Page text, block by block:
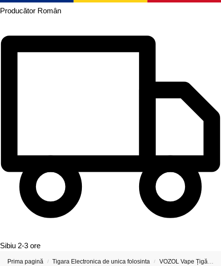
Producător Român
Sibiu 2-3 ore
Prima pagină / Tigara Electronica de unica folosinta / VOZOL Vape Țigări Electronice & Vape-uri